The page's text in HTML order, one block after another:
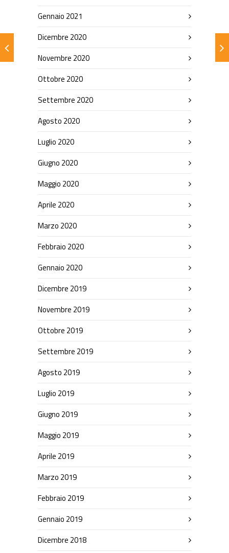
Gennaio 2021
Dicembre 2020
Novembre 2020
Ottobre 2020
Settembre 2020
Agosto 2020
Luglio 2020
Giugno 2020
Maggio 2020
Aprile 2020
Marzo 2020
Febbraio 2020
Gennaio 2020
Dicembre 2019
Novembre 2019
Ottobre 2019
Settembre 2019
Agosto 2019
Luglio 2019
Giugno 2019
Maggio 2019
Aprile 2019
Marzo 2019
Febbraio 2019
Gennaio 2019
Dicembre 2018